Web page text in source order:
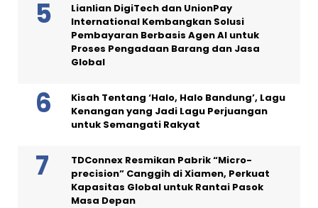
Lianlian DigiTech dan UnionPay
International Kembangkan Solusi
Pembayaran Berbasis Agen AI untuk
Proses Pengadaan Barang dan Jasa
Global
Kisah Tentang ‘Halo, Halo Bandung’, Lagu
Kenangan yang Jadi Lagu Perjuangan
untuk Semangati Rakyat
TDConnex Resmikan Pabrik “Micro-
precision” Canggih di Xiamen, Perkuat
Kapasitas Global untuk Rantai Pasok
Masa Depan